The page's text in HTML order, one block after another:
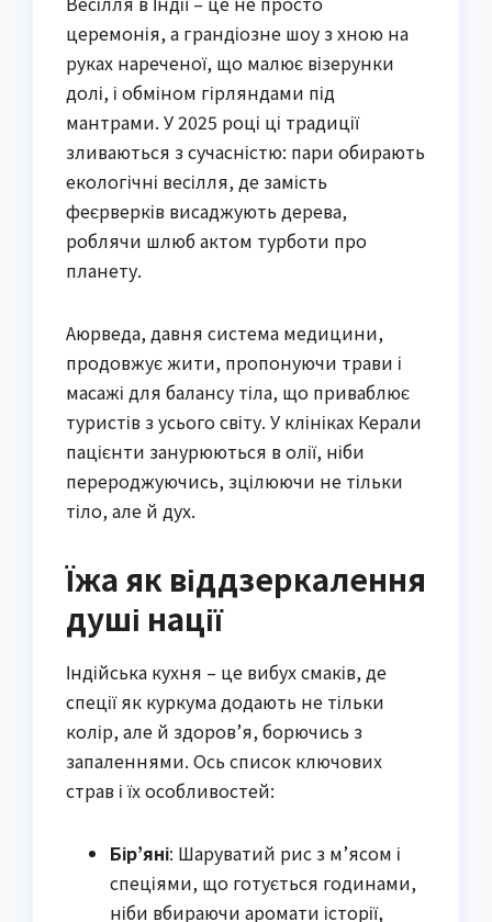
церемонія, а грандіозне шоу з хною на
руках нареченої, що малює візерунки
долі, і обміном гірляндами під
мантрами. У 2025 році ці традиції
зливаються з сучасністю: пари обирають
екологічні весілля, де замість
феєрверків висаджують дерева,
роблячи шлюб актом турботи про
планету.
Аюрведа, давня система медицини,
продовжує жити, пропонуючи трави і
масажі для балансу тіла, що приваблює
туристів з усього світу. У клініках Керали
пацієнти занурюються в олії, ніби
перероджуючись, зцілюючи не тільки
тіло, але й дух.
Їжа як віддзеркалення
душі нації
Індійська кухня – це вибух смаків, де
спеції як куркума додають не тільки
колір, але й здоров’я, борючись з
запаленнями. Ось список ключових
страв і їх особливостей:
Бір’яні: Шаруватий рис з м’ясом і
спеціями, що готується годинами,
ніби вбираючи аромати історії,